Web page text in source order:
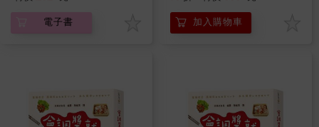
電子書 加入購物車